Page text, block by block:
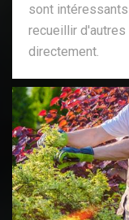
sont
recueillir
directement.